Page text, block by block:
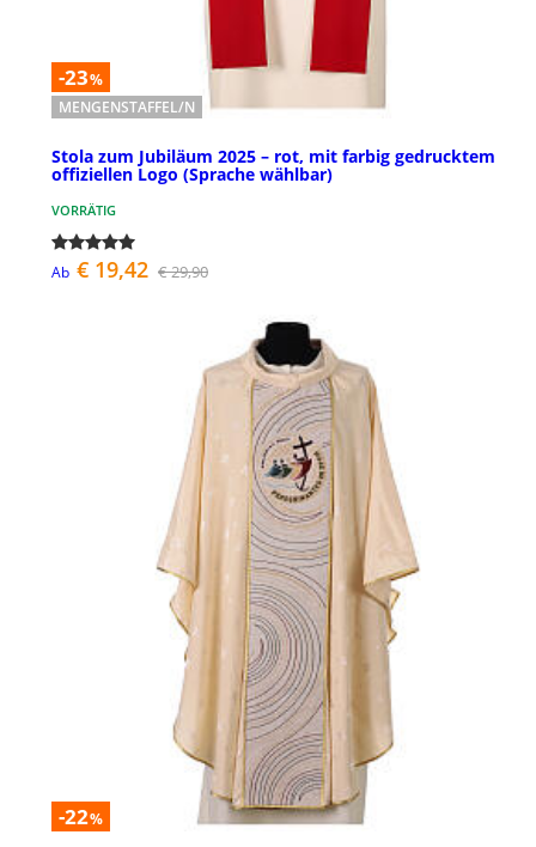
-23%
MENGENSTAFFEL/N
Stola zum Jubiläum 2025 – rot, mit farbig gedrucktem
offiziellen Logo (Sprache wählbar)
VORRÄTIG
Ab € 19,42 € 29,90
-22%